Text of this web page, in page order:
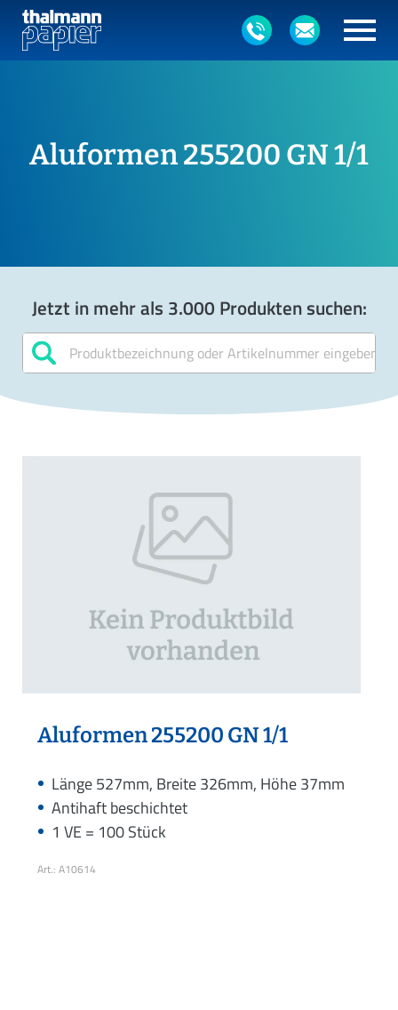
Aluformen 255200 GN 1/1
Jetzt in mehr als 3.000 Produkten suchen:
Aluformen 255200 GN 1/1
Länge 527mm, Breite 326mm, Höhe 37mm
Antihaft beschichtet
1 VE = 100 Stück
Art.: A10614